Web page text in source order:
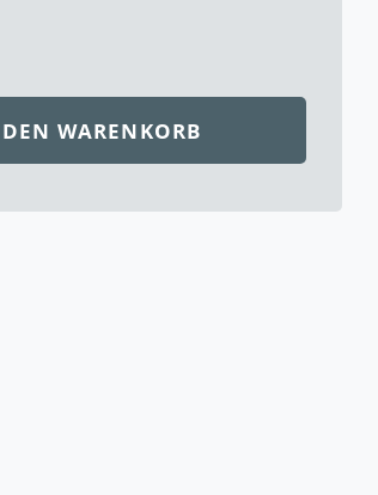
WARENKORB